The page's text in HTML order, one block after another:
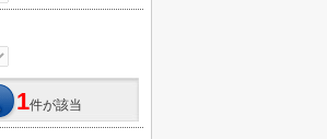
1件が該当